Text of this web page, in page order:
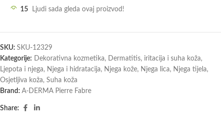
15 Ljudi sada gleda ovaj proizvod!
SKU: SKU-12329
Kategorije: Dekorativna kozmetika, Dermatitis, iritacija i suha koža,
Ljepota i njega, Njega i hidratacija, Njega kože, Njega lica, Njega tijela,
Osjetljiva koža, Suha koža
Brand: A-DERMA Pierre Fabre
Share: